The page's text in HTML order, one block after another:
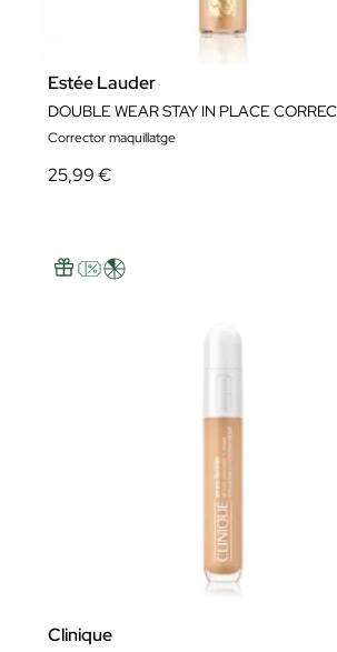
Estée Lauder
DOUBLE WEAR STAY IN PLACE
Corrector maquillatge
25,99 €
Clinique